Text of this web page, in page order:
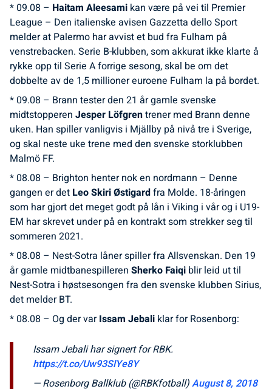
* 09.08 – Haitam Aleesami kan være på vei til Premier
League – Den italienske avisen Gazzetta dello Sport
melder at Palermo har avvist et bud fra Fulham på
venstrebacken. Serie B-klubben, som akkurat ikke klarte å
rykke opp til Serie A forrige sesong, skal be om det
dobbelte av de 1,5 millioner euroene Fulham la på bordet.
* 09.08 – Brann tester den 21 år gamle svenske
midtstopperen Jesper Löfgrentrener med Brann denne
uken. Han spiller vanligvis i Mjällby på nivå tre i Sverige,
og skal neste uke trene med den svenske storklubben
Malmö FF.
* 08.08 – Brighton henter nok en nordmann – Denne
gangen er det Leo Skiri Østigardfra Molde. 18-åringen
som har gjort det meget godt på lån i Viking i vår og i U19-
EM har skrevet under på en kontrakt som strekker seg til
sommeren 2021.
* 08.08 – Nest-Sotra låner spiller fra Allsvenskan. Den 19
år gamle midtbanespilleren Sherko Faiqi blir leid ut til
Nest-Sotra i høstsesongen fra den svenske klubben Sirius,
det melder BT.
* 08.08 – Og der varIssam Jebali klar for Rosenborg:
Issam Jebali har signert for RBK.
https://t.co/Uw93SlYe8Y
— Rosenborg Ballklub (@RBKfotball)August 8, 2018